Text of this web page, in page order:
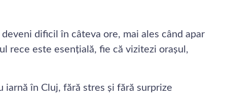
dificil în câteva ore, mai ales când apar
rece este esențială, fie că vizitezi orașul,
în Cluj, fără stres și fără surprize